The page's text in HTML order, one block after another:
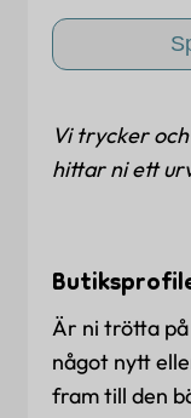
Vi trycker
hittar ni ett
Är ni trötta på
något nytt
fram till den